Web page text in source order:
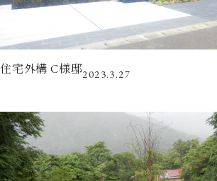
住宅外構 C様邸2023.3.27